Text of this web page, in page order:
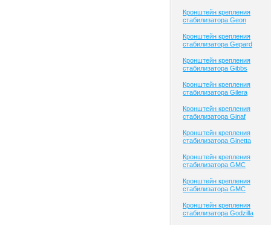
Кронштейн крепления
стабилизатора Geon
Кронштейн крепления
стабилизатора Gepard
Кронштейн крепления
стабилизатора Gibbs
Кронштейн крепления
стабилизатора Gilera
Кронштейн крепления
стабилизатора Ginaf
Кронштейн крепления
стабилизатора Ginetta
Кронштейн крепления
стабилизатора GMC
Кронштейн крепления
стабилизатора GMC
Кронштейн крепления
стабилизатора Godzilla